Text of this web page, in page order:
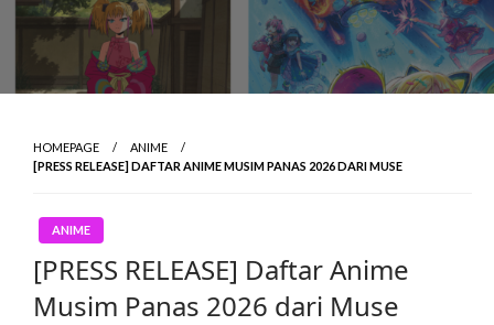
HOMEPAGE
ANIME
[PRESS RELEASE] DAFTAR ANIME MUSIM PANAS 2026 DARI MUSE
ANIME
[PRESS RELEASE] Daftar Anime
Musim Panas 2026 dari Muse